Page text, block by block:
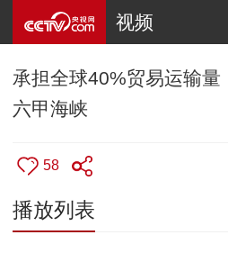
视频
承担全球40%贸易运输量
六甲海峡
58
播放列表